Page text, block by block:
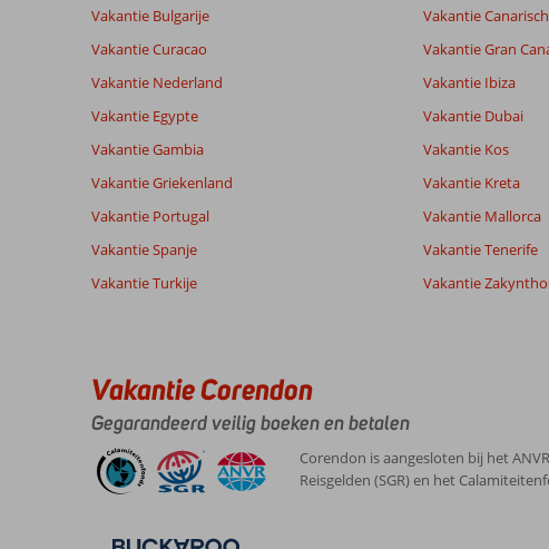
beoordelingen
Wifi kwaliteit
Ervaringen
van onze
klanten
Taal
Filter
Alle
9,0
Nederland
Over
Torremolinos:
Mooi
winkels
goede
restaurants
Algemene indruk
Ligging
Wifi kwaliteit 7
Vakantie Bulgarije
Vakantie Curacao
Vakantie Nederland
Vakantie Egypte
Vakantie Gambia
Vakantie Griekenland
Vakantie Portugal
Vakantie Spanje
Vakantie Turkije
Vakantie
Vakantie Gran
Vakantie Ibiza
Vakantie Dubai
Vakantie Kos
Vakantie Kreta
Vakantie Mallorca
Vakantie Tenerife
Vakantie
Vakantie Corendon
Gegarandeerd veilig boeken en betalen
Corendon is aangesloten bij het
Reisgelden (SGR) en het